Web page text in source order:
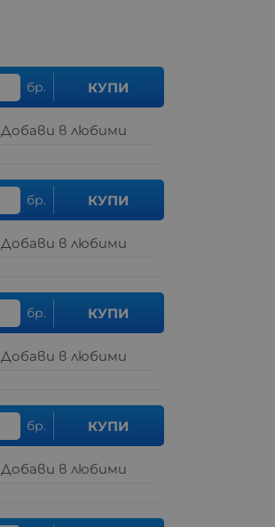
бр. КУПИ
Добави в любими
бр. КУПИ
Добави в любими
бр. КУПИ
Добави в любими
бр. КУПИ
Добави в любими